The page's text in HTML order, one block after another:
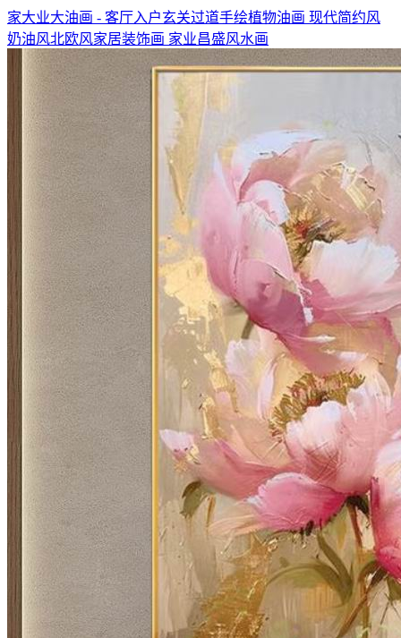
家大业大油画 - 客厅入户玄关过道手绘植物油画 现代简约风
奶油风北欧风家居装饰画 家业昌盛风水画